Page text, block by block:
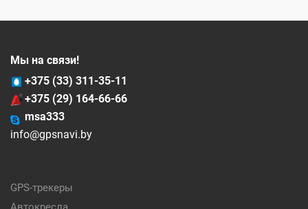
Мы на связи!
+375 (33) 311-35-11
+375 (29) 164-66-66
msa333
info@gpsnavi.by
GPS-трекеры